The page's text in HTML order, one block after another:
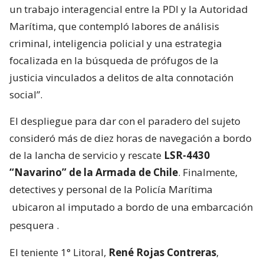
un trabajo interagencial entre la PDI y la Autoridad
Marítima, que contempló labores de análisis
criminal, inteligencia policial y una estrategia
focalizada en la búsqueda de prófugos de la
justicia vinculados a delitos de alta connotación
social”.
El despliegue para dar con el paradero del sujeto
consideró más de diez horas de navegación a bordo
de la lancha de servicio y rescate LSR-4430
“Navarino” de la Armada de Chile. Finalmente,
detectives y personal de la Policía Marítima
ubicaron al imputado a bordo de una embarcación
pesquera .
El teniente 1° Litoral, René Rojas Contreras,